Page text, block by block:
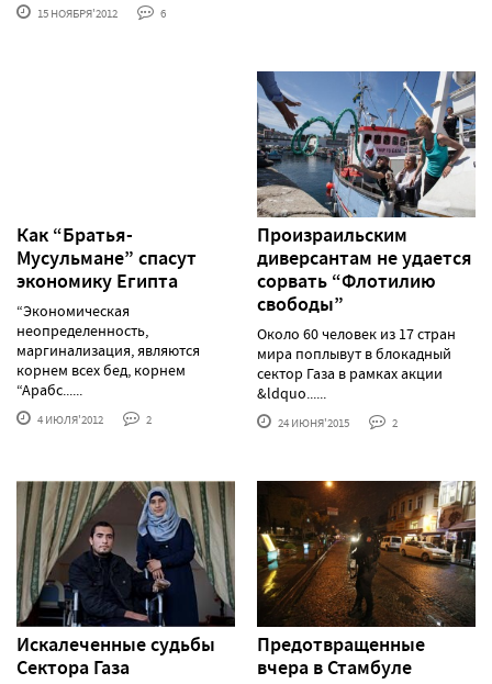
15 НОЯБРЯ'2012 6
Как “Братья-
Мусульмане” спасут
экономику Египта
“Экономическая
неопределенность,
маргинализация, являются
корнем всех бед, корнем
“Арабс......
4 ИЮЛЯ'2012 2
Произраильским
диверсантам не удается
сорвать “Флотилию
свободы”
Около 60 человек из 17 стран
мира поплывут в блокадный
сектор Газа в рамках акции
&ldquo......
24 ИЮНЯ'2015 2
Искалеченные судьбы
Сектора Газа
Предотвращенные
вчера в Стамбуле